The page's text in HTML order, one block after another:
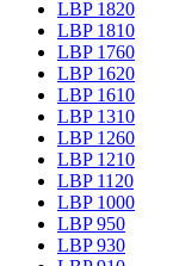
LBP 1820
LBP 1810
LBP 1760
LBP 1620
LBP 1610
LBP 1310
LBP 1260
LBP 1210
LBP 1120
LBP 1000
LBP 950
LBP 930